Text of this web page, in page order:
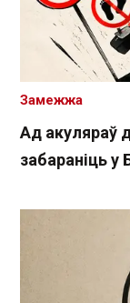
Ад акуляраў
забараніць у
Замежжа